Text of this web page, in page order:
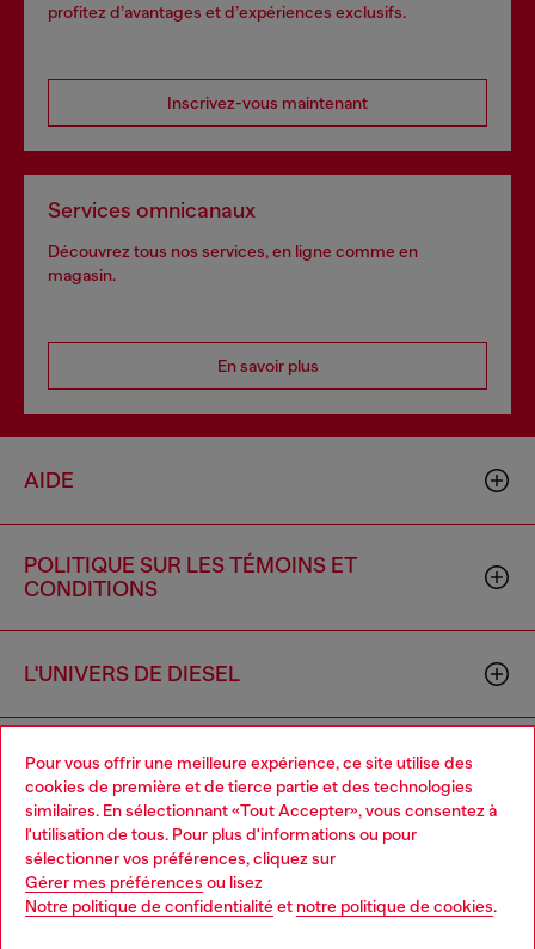
Pour vous offrir une meilleure expérience, ce site utilise des
cookies de première et de tierce partie et des technologies
similaires. En sélectionnant «Tout Accepter», vous consentez à
l'utilisation de tous. Pour plus d'informations ou pour
sélectionner vos préférences, cliquez sur
Gérer mes préférences ou lisez
Notre politique de confidentialitéet notre politique de cookies.
profitez d’avantages et d’expériences exclusifs.
Inscrivez-vous maintenant
Services omnicanaux
Découvrez tous nos services, en ligne comme en
magasin.
En savoir plus
AIDE
POLITIQUE SUR LES TÉMOINS ET
CONDITIONS
L'UNIVERS DE DIESEL
ENTREPRISE
Choose your location
You are currently browsing Canada website, but it seems you
may be based in United States